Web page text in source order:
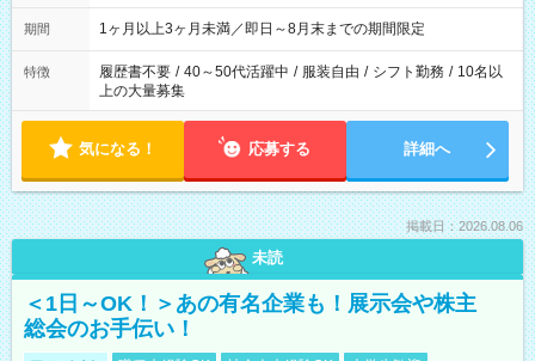
ます
期間 1ヶ月以上3ヶ月未満／即日～8月末までの期間限定
特徴 履歴書不要 / 40～50代活躍中 / 服装自由 / シフト勤務 / 10名以
上の大量募集
気になる！ 応募する 詳細へ
掲載日：2026.08.06
未読
＜1日～OK！＞あの有名企業も！展示会や株主
総会のお手伝い！